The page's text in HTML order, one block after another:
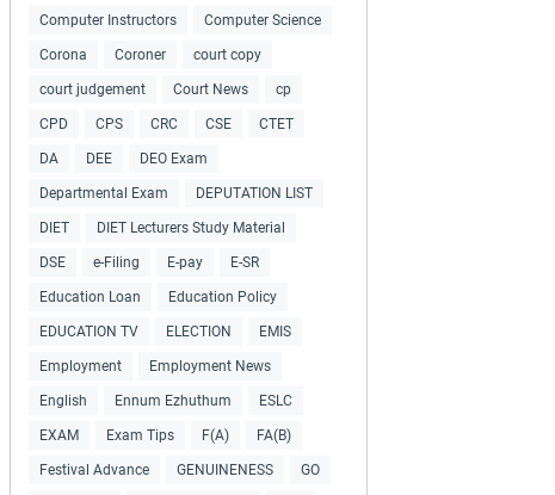
Computer Instructors Computer Science
Corona Coroner court copy
court judgement Court News cp
CPD CPS CRC CSE CTET
DA DEE DEO Exam
Departmental Exam DEPUTATION LIST
DIET DIET Lecturers Study Material
DSE e-Filing E-pay E-SR
Education Loan Education Policy
EDUCATION TV ELECTION EMIS
Employment Employment News
English Ennum Ezhuthum ESLC
EXAM Exam Tips F(A) FA(B)
Festival Advance GENUINENESS GO